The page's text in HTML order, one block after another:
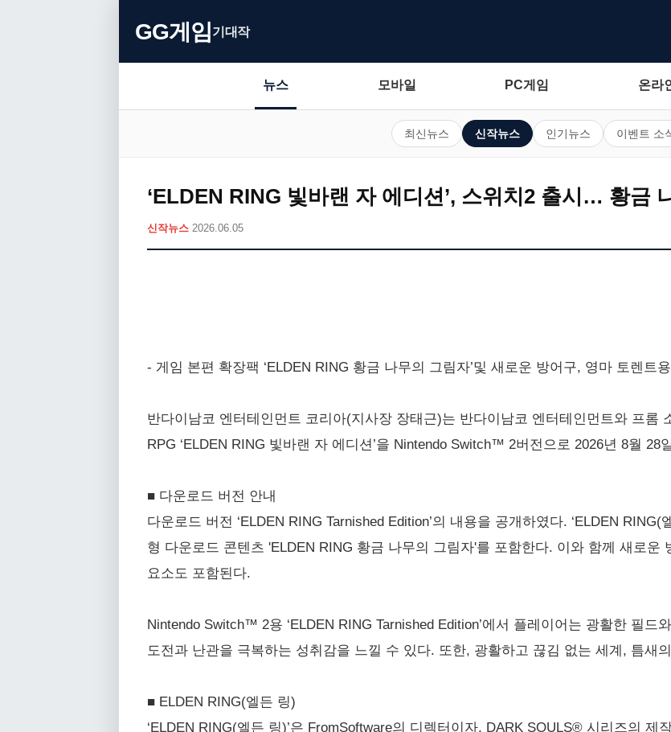
GG게임기대작
뉴스 모바일 PC게임 온라
최신뉴스 신작뉴스 인기뉴스 이벤트 소
‘ELDEN RING 빛바랜 자 에디션’, 스위치2 출시… 황금
신작뉴스 2026.06.05
- 게임 본편 확장팩 ‘ELDEN RING 황금 나무의 그림자’및 새로운 방어구, 영마 토렌트
반다이남코 엔터테인먼트 코리아(지사장 장태근)는 반다이남코 엔터테인먼트와 프롬
RPG ‘ELDEN RING 빛바랜 자 에디션’을 Nintendo Switch™ 2버전으로 2026년 8월 28
■ 다운로드 버전 안내
다운로드 버전 ‘ELDEN RING Tarnished Edition’의 내용을 공개하였다. ‘ELDEN
형 다운로드 콘텐츠 'ELDEN RING 황금 나무의 그림자'를 포함한다. 이와 함께 새로운
요소도 포함된다.
Nintendo Switch™ 2용 ‘ELDEN RING Tarnished Edition’에서 플레이어는 광활한 필드
도전과 난관을 극복하는 성취감을 느낄 수 있다. 또한, 광활하고 끊김 없는 세계, 틈새
■ ELDEN RING(엘든 링)
‘ELDEN RING(엘든 링)’은 FromSoftware의 디렉터이자, DARK SOULS® 시리즈의